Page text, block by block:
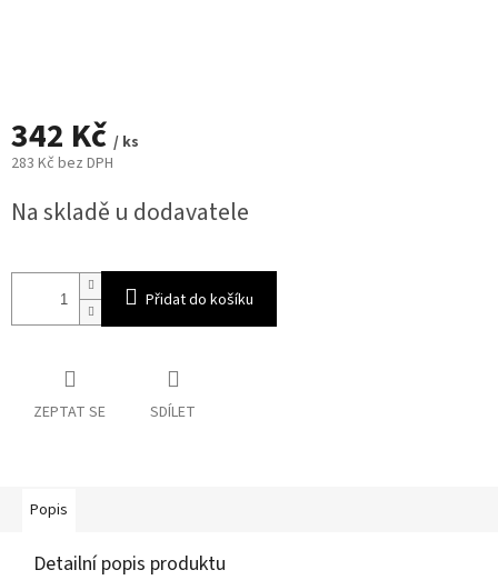
342 Kč / ks
283 Kč bez DPH
cena:
Na skladě u dodavatele
Přidat do košíku
ZEPTAT SE SDÍLET
Popis
Detailní popis produktu